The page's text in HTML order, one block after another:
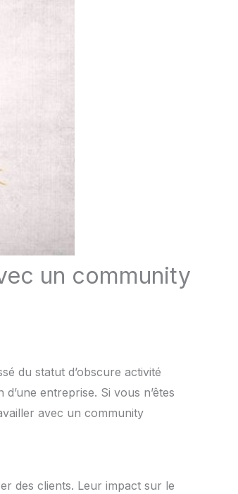
un community
du statut d’obscure activité
entreprise. Si vous n’êtes
avec un community
des clients. Leur impact sur le